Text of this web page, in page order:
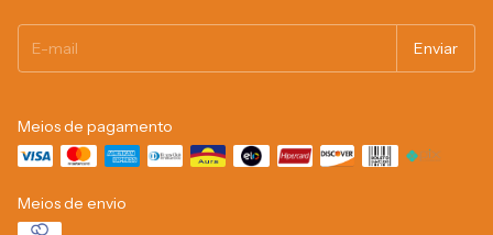
Meios de pagamento
Meios de envio